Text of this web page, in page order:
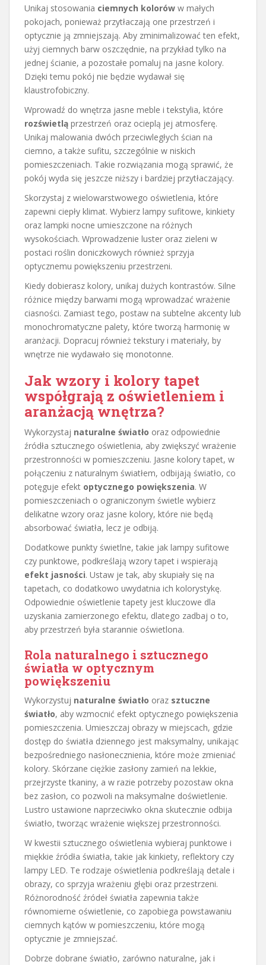
Unikaj stosowania ciemnych kolorów w małych
pokojach, ponieważ przytłaczają one przestrzeń i
optycznie ją zmniejszają. Aby zminimalizować ten efekt,
użyj ciemnych barw oszczędnie, na przykład tylko na
jednej ścianie, a pozostałe pomaluj na jasne kolory.
Dzięki temu pokój nie będzie wydawał się
klaustrofobiczny.
Wprowadź do wnętrza jasne meble i tekstylia, które
rozświetlą przestrzeń oraz ocieplą jej atmosferę.
Unikaj malowania dwóch przeciwległych ścian na
ciemno, a także sufitu, szczególnie w niskich
pomieszczeniach. Takie rozwiązania mogą sprawić, że
pokój wyda się jeszcze niższy i bardziej przytłaczający.
Skorzystaj z wielowarstwowego oświetlenia, które
zapewni ciepły klimat. Wybierz lampy sufitowe, kinkiety
oraz lampki nocne umieszczone na różnych
wysokościach. Wprowadzenie luster oraz zieleni w
postaci roślin doniczkowych również sprzyja
optycznemu powiększeniu przestrzeni.
Kiedy dobierasz kolory, unikaj dużych kontrastów. Silne
różnice między barwami mogą wprowadzać wrażenie
ciasności. Zamiast tego, postaw na subtelne akcenty lub
monochromatyczne palety, które tworzą harmonię w
aranżacji. Dopracuj również tekstury i materiały, by
wnętrze nie wydawało się monotonne.
Jak wzory i kolory tapet
współgrają z oświetleniem i
aranżacją wnętrza?
Wykorzystaj naturalne światło oraz odpowiednie
źródła sztucznego oświetlenia, aby zwiększyć wrażenie
przestronności w pomieszczeniu. Jasne kolory tapet, w
połączeniu z naturalnym światłem, odbijają światło, co
potęguje efekt optycznego powiększenia. W
pomieszczeniach o ograniczonym świetle wybierz
delikatne wzory oraz jasne kolory, które nie będą
absorbować światła, lecz je odbiją.
Dodatkowe punkty świetlne, takie jak lampy sufitowe
czy punktowe, podkreślają wzory tapet i wspierają
efekt jasności. Ustaw je tak, aby skupiały się na
tapetach, co dodatkowo uwydatnia ich kolorystykę.
Odpowiednie oświetlenie tapety jest kluczowe dla
uzyskania zamierzonego efektu, dlatego zadbaj o to,
aby przestrzeń była starannie oświetlona.
Rola naturalnego i sztucznego
światła w optycznym
powiększeniu
Wykorzystuj naturalne światło oraz sztuczne
światło, aby wzmocnić efekt optycznego powiększenia
pomieszczenia. Umieszczaj obrazy w miejscach, gdzie
dostęp do światła dziennego jest maksymalny, unikając
bezpośredniego nasłonecznienia, które może zmieniać
kolory. Skórzane ciężkie zasłony zamień na lekkie,
przejrzyste tkaniny, a w razie potrzeby pozostaw okna
bez zasłon, co pozwoli na maksymalne doświetlenie.
Lustro ustawione naprzeciwko okna skutecznie odbija
światło, tworząc wrażenie większej przestronności.
W kwestii sztucznego oświetlenia wybieraj punktowe i
miękkie źródła światła, takie jak kinkiety, reflektory czy
lampy LED. Te rodzaje oświetlenia podkreślają detale i
obrazy, co sprzyja wrażeniu głębi oraz przestrzeni.
Różnorodność źródeł światła zapewnia także
równomierne oświetlenie, co zapobiega powstawaniu
ciemnych kątów w pomieszczeniu, które mogą
optycznie je zmniejszać.
Dobrze dobrane światło, zarówno naturalne, jak i